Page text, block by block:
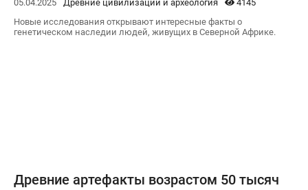
05.04.2025 Древние цивилизации и археология
4145
Новые исследования открывают интересные факты о
генетическом наследии людей, живущих в Северной Африке.
Древние артефакты возрастом 50 тысяч